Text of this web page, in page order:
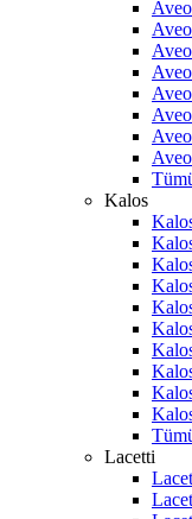
Kalos
Lacetti